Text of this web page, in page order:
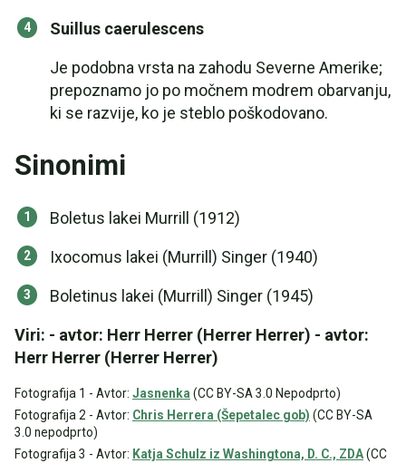
Suillus caerulescens
Je podobna vrsta na zahodu Severne Amerike;
prepoznamo jo po močnem modrem obarvanju,
ki se razvije, ko je steblo poškodovano.
Sinonimi
Boletus lakei Murrill (1912)
Ixocomus lakei (Murrill) Singer (1940)
Boletinus lakei (Murrill) Singer (1945)
Viri: - avtor: Herr Herrer (Herrer Herrer) - avtor:
Herr Herrer (Herrer Herrer)
Fotografija 1 - Avtor: Jasnenka (CC BY-SA 3.0 Nepodprto)
Fotografija 2 - Avtor: Chris Herrera (Šepetalec gob) (CC BY-SA
3.0 nepodprto)
Fotografija 3 - Avtor: Katja Schulz iz Washingtona, D. C., ZDA(CC